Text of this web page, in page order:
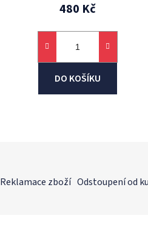
480 Kč
DO KOŠÍKU
Reklamace zboží Odstoupení od